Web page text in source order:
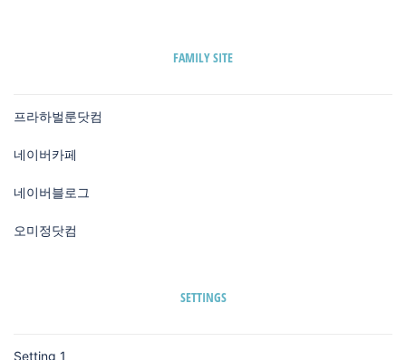
FAMILY SITE
프라하벌룬닷컴
네이버카페
네이버블로그
오미정닷컴
SETTINGS
Setting 1